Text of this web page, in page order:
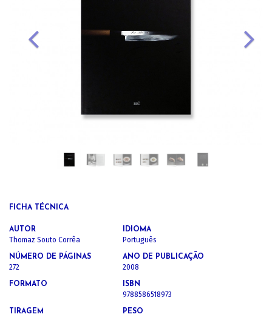
FICHA TÉCNICA
AUTOR
Thomaz Souto Corrêa
IDIOMA
Português
NÚMERO DE PÁGINAS
272
ANO DE PUBLICAÇÃO
2008
FORMATO ISBN
9788586518973
TIRAGEM PESO